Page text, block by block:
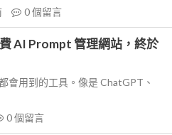
0個留言
AI Prompt 管理網站，終於
會用到的工具。像是 ChatGPT、
0個留言